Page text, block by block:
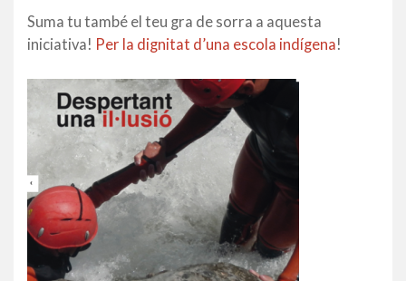
Suma tu també el teu gra de sorra a aquesta
iniciativa! Per la dignitat d’una escola indígena!